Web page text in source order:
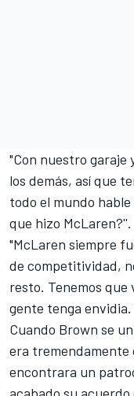
"Con nuestro garaje
los demás, así que
todo el mundo
que hizo McLaren?''.
"McLaren siempre
de competitividad,
resto. Tenemos que
gente tenga
Cuando Brown se
era
encontrara un